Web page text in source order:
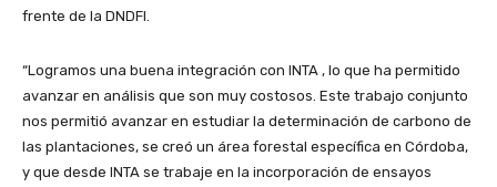
frente de la DNDFI.
“Logramos una buena integración con INTA , lo que ha permitido
avanzar en análisis que son muy costosos. Este trabajo conjunto
nos permitió avanzar en estudiar la determinación de carbono de
las plantaciones, se creó un área forestal específica en Córdoba,
y que desde INTA se trabaje en la incorporación de ensayos